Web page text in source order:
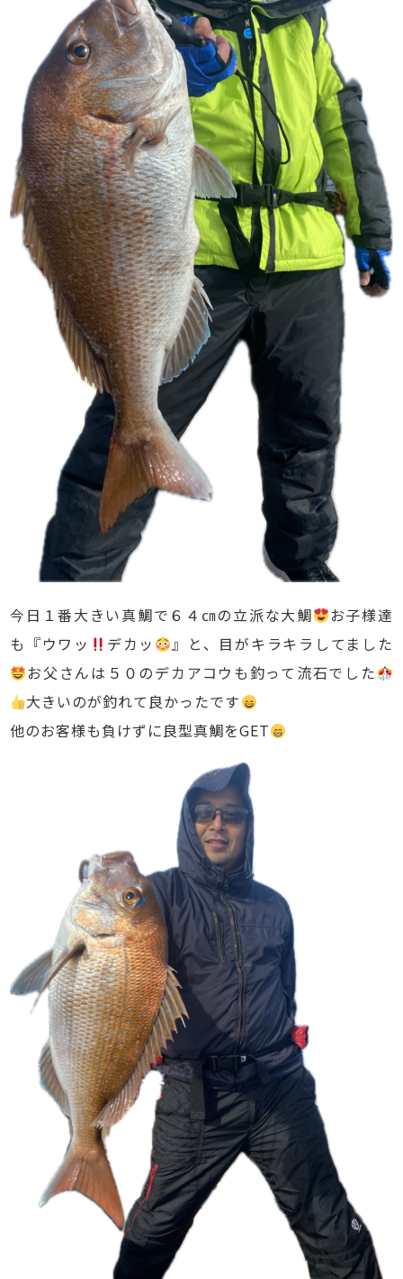
今日１番大きい真鯛で６４㎝の立派な大鯛
お子様達
も『ウワッ
デカッ
』と、目がキラキラしてました
お父さんは５０のデカアコウも釣って流石でした
大きいのが釣れて良かったです
他のお客様も負けずに良型真鯛をGET